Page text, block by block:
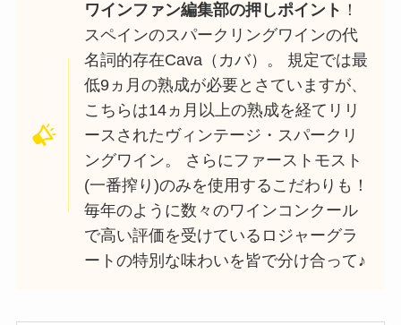
ワインファン編集部の押しポイント ！
スペインのスパークリングワインの代
名詞的存在Cava（カバ）。 規定では最
低9ヵ月の熟成が必要とさていますが、
こちらは14ヵ月以上の熟成を経てリリ
ースされたヴィンテージ・スパークリ
ングワイン。 さらにファーストモスト
(一番搾り)のみを使用するこだわりも！
毎年のように数々のワインコンクール
で高い評価を受けているロジャーグラ
ートの特別な味わいを皆で分け合って♪